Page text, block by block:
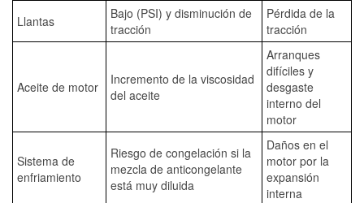
Llantas
Bajo (PSI) y disminución de
tracción
Pérdida de la
tracción
Aceite de motor
Incremento de la viscosidad
del aceite
Arranques
difíciles y
desgaste
interno del
motor
Sistema de
enfriamiento
Riesgo de congelación si la
mezcla de anticongelante
está muy diluida
Daños en el
motor por la
expansión
interna